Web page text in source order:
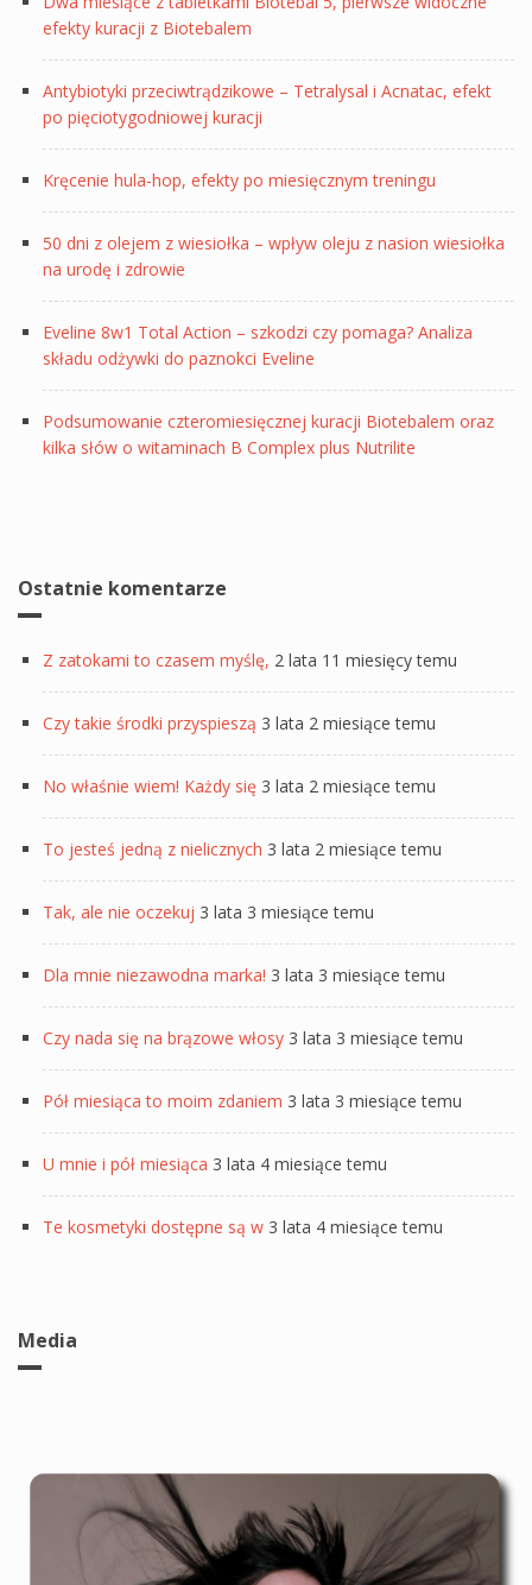
efekty kuracji z Biotebalem
Antybiotyki przeciwtrądzikowe – Tetralysal i Acnatac, efekt
po pięciotygodniowej kuracji
Kręcenie hula-hop, efekty po miesięcznym treningu
50 dni z olejem z wiesiołka – wpływ oleju z nasion wiesiołka
na urodę i zdrowie
Eveline 8w1 Total Action – szkodzi czy pomaga? Analiza
składu odżywki do paznokci Eveline
Podsumowanie czteromiesięcznej kuracji Biotebalem oraz
kilka słów o witaminach B Complex plus Nutrilite
Ostatnie komentarze
Z zatokami to czasem myślę, 2 lata 11 miesięcy temu
Czy takie środki przyspieszą 3 lata 2 miesiące temu
No właśnie wiem! Każdy się 3 lata 2 miesiące temu
To jesteś jedną z nielicznych 3 lata 2 miesiące temu
Tak, ale nie oczekuj 3 lata 3 miesiące temu
Dla mnie niezawodna marka! 3 lata 3 miesiące temu
Czy nada się na brązowe włosy 3 lata 3 miesiące temu
Pół miesiąca to moim zdaniem 3 lata 3 miesiące temu
U mnie i pół miesiąca 3 lata 4 miesiące temu
Te kosmetyki dostępne są w 3 lata 4 miesiące temu
Media